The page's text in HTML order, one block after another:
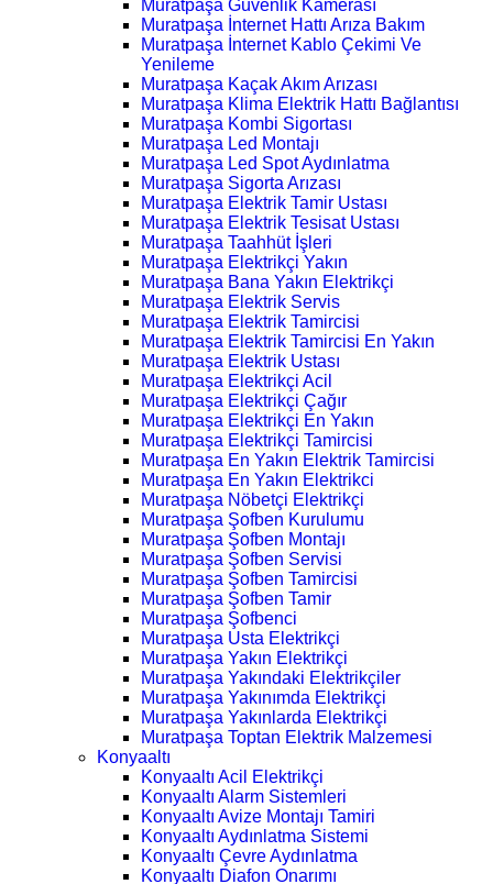
Muratpaşa Güvenlik Kamerası
Muratpaşa İnternet Hattı Arıza Bakım
Muratpaşa İnternet Kablo Çekimi Ve
Yenileme
Muratpaşa Kaçak Akım Arızası
Muratpaşa Klima Elektrik Hattı Bağlantısı
Muratpaşa Kombi Sigortası
Muratpaşa Led Montajı
Muratpaşa Led Spot Aydınlatma
Muratpaşa Sigorta Arızası
Muratpaşa Elektrik Tamir Ustası
Muratpaşa Elektrik Tesisat Ustası
Muratpaşa Taahhüt İşleri
Muratpaşa Elektrikçi Yakın
Muratpaşa Bana Yakın Elektrikçi
Muratpaşa Elektrik Servis
Muratpaşa Elektrik Tamircisi
Muratpaşa Elektrik Tamircisi En Yakın
Muratpaşa Elektrik Ustası
Muratpaşa Elektrikçi Acil
Muratpaşa Elektrikçi Çağır
Muratpaşa Elektrikçi En Yakın
Muratpaşa Elektrikçi Tamircisi
Muratpaşa En Yakın Elektrik Tamircisi
Muratpaşa En Yakın Elektrikci
Muratpaşa Nöbetçi Elektrikçi
Muratpaşa Şofben Kurulumu
Muratpaşa Şofben Montajı
Muratpaşa Şofben Servisi
Muratpaşa Şofben Tamircisi
Muratpaşa Şofben Tamir
Muratpaşa Şofbenci
Muratpaşa Usta Elektrikçi
Muratpaşa Yakın Elektrikçi
Muratpaşa Yakındaki Elektrikçiler
Muratpaşa Yakınımda Elektrikçi
Muratpaşa Yakınlarda Elektrikçi
Muratpaşa Toptan Elektrik Malzemesi
Konyaaltı
Konyaaltı Acil Elektrikçi
Konyaaltı Alarm Sistemleri
Konyaaltı Avize Montajı Tamiri
Konyaaltı Aydınlatma Sistemi
Konyaaltı Çevre Aydınlatma
Konyaaltı Diafon Onarımı